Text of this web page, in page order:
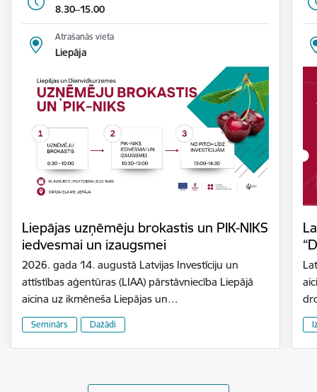
8.30–15.00
Atrašanās vieta
Liepāja
Liepājas uzņēmēju brokastis un PIK-NIKS
iedvesmai un izaugsmei
2026. gada 14. augustā Latvijas Investīciju un
attīstības aģentūras (LIAA) pārstāvniecība Liepājā
aicina uz ikmēneša Liepājas un…
Seminārs Dažādi